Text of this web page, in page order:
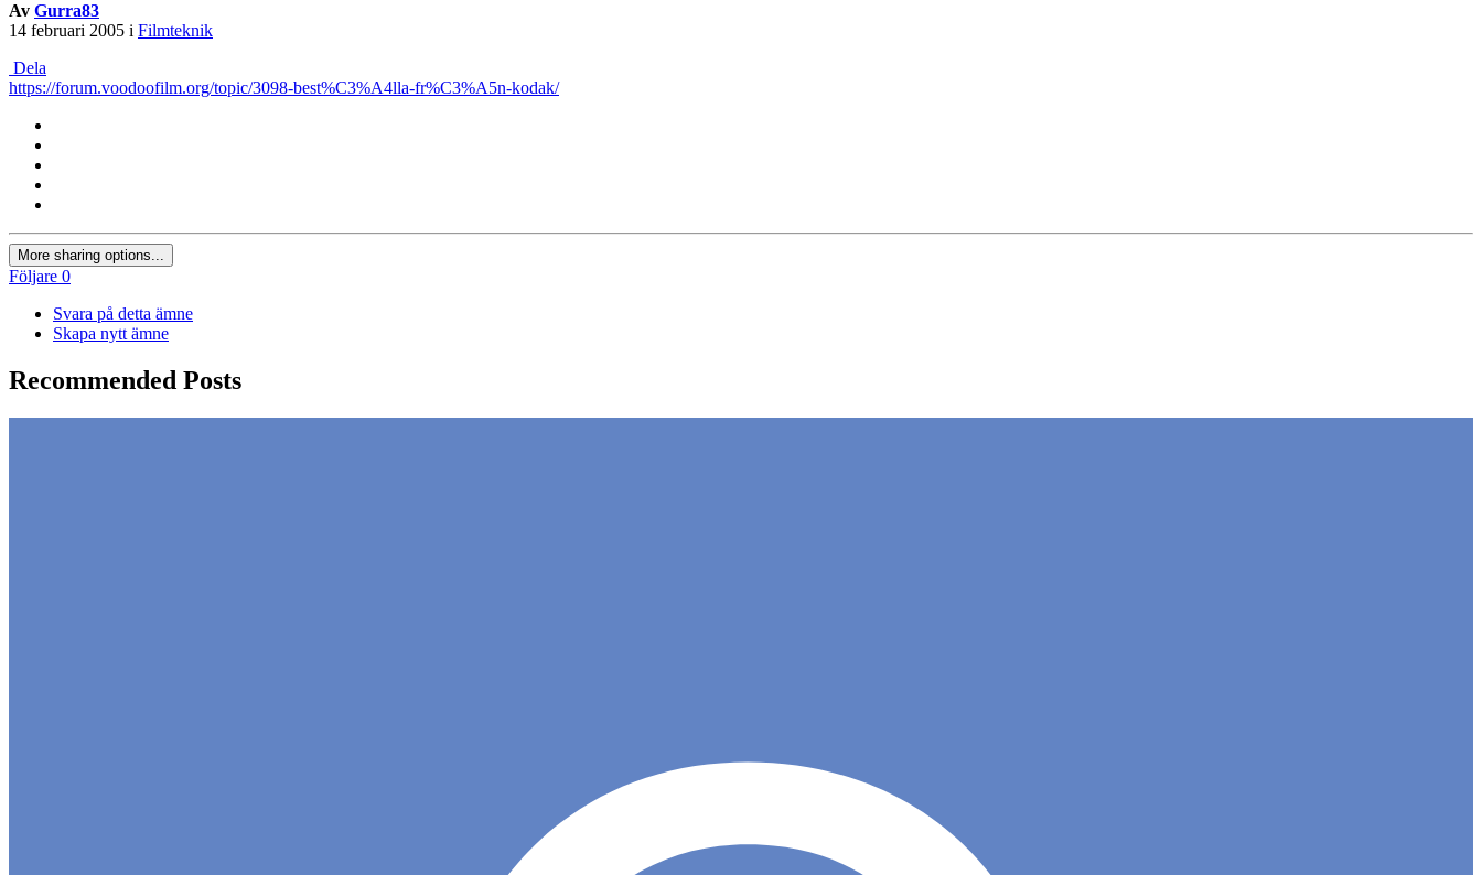
Av Gurra83
14 februari 2005 i Filmteknik
Dela
https://forum.voodoofilm.org/topic/3098-best%C3%A4lla-fr%C3%A5n-kodak/
More sharing options...
Följare 0
Svara på detta ämne
Skapa nytt ämne
Recommended Posts